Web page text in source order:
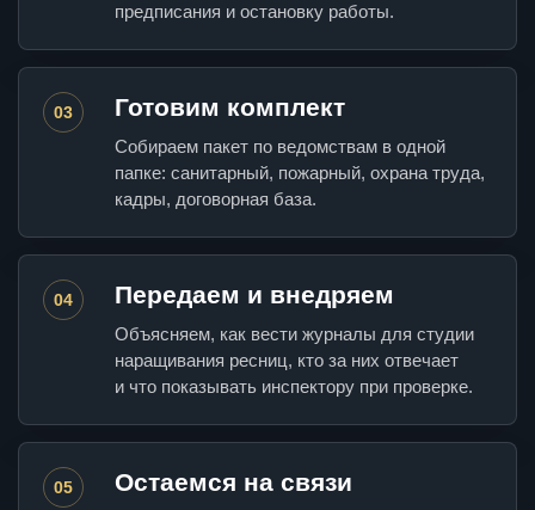
предписания и остановку работы.
03 Готовим комплект
Собираем пакет по ведомствам в одной
папке: санитарный, пожарный, охрана труда,
кадры, договорная база.
04 Передаем и внедряем
Объясняем, как вести журналы для студии
наращивания ресниц, кто за них отвечает
и что показывать инспектору при проверке.
05 Остаемся на связи